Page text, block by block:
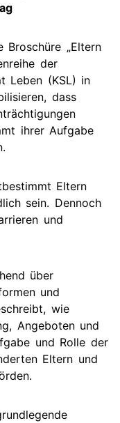
„Eltern
der
Leben (KSL) in
dass
ihrer Aufgabe
Eltern
sein. Dennoch
und
über
und
wie
Angeboten und
und Rolle der
Eltern und